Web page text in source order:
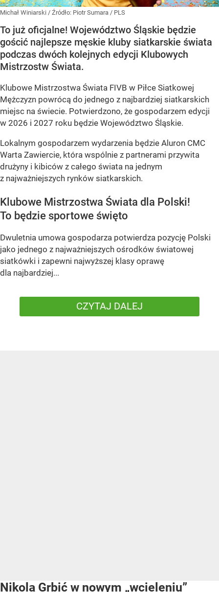
Michał Winiarski / Źródło: Piotr Sumara / PLS
To już oficjalne! Województwo Śląskie będzie
gościć najlepsze męskie kluby siatkarskie świata
podczas dwóch kolejnych edycji Klubowych
Mistrzostw Świata.
Klubowe Mistrzostwa Świata FIVB w Piłce Siatkowej
Mężczyzn powrócą do jednego z najbardziej siatkarskich
miejsc na świecie. Potwierdzono, że gospodarzem edycji
w 2026 i 2027 roku będzie Województwo Śląskie.
Lokalnym gospodarzem wydarzenia będzie Aluron CMC
Warta Zawiercie, która wspólnie z partnerami przywita
drużyny i kibiców z całego świata na jednym
z najważniejszych rynków siatkarskich.
Klubowe Mistrzostwa Świata dla Polski!
To będzie sportowe święto
Dwuletnia umowa gospodarza potwierdza pozycję Polski
jako jednego z najważniejszych ośrodków światowej
siatkówki i zapewni najwyższej klasy oprawę
dla najbardziej...
CZYTAJ DALEJ
Nikola Grbić w nowym „wcieleniu”